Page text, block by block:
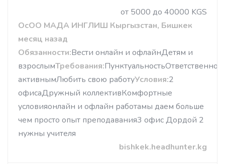
от 5000 до 40000 KGS
ОсОО МАДА ИНГЛИШ Кыргызстан, Бишкек
месяц назад
Обязанности:Вести онлайн и офлайнДетям и
взрослымТребования:
активнымЛюбить свою работуУсловия:2
офисаДружный коллективКомфортные
условияонлайн и офлайн работамы даем больше
чем просто опыт преподавания3 офис Дордой 2
нужны учителя
bishkek.headhunter.kg